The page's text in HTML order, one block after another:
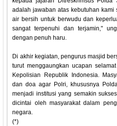
adalah jawaban atas kebutuhan kami
air bersih untuk berwudu dan
sangat terpenuhi dan terjamin,"
dengan penuh haru.
‎Di akhir kegiatan, pengurus masjid
turut menggaungkan ucapan
Kepolisian Republik Indonesia.
dan doa agar Polri, khususnya
menjadi institusi yang semakin
dicintai oleh masyarakat dalam
negara.
(*)